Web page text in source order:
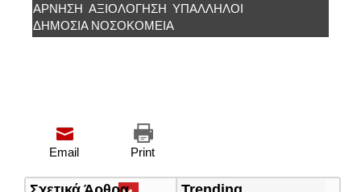
ΑΡΝΗΣΗ ΑΞΙΟΛΌΓΗΣΗ ΥΠΑΛΛΉΛΟΙ
ΔΗΜΟΣΙΑ ΝΟΣΟΚΟΜΕΙΑ
Print
Email